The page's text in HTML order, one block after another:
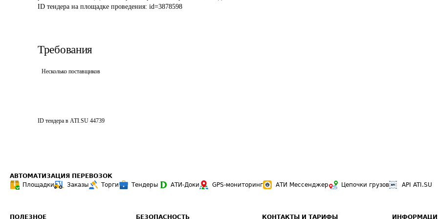
ID тендера на площадке проведения: id=3878598
Требования
Несколько поставщиков
ID тендера в ATI.SU 44739
АВТОМАТИЗАЦИЯ ПЕРЕВОЗОК
Площадки
Заказы Торги Тендеры АТИ-Доки GPS-мониторинг АТИ Мессенджер Цепочки грузов API ATI.SU
ПОЛЕЗНОЕ БЕЗОПАСНОСТЬ КОНТАКТЫ И ТАРИФЫ